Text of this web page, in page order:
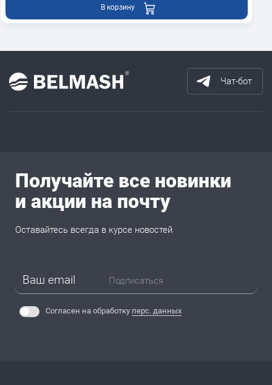
В корзину
Чат-бот
Получайте все новинки
и акции на почту
Оставайтесь всегда в курсе новостей
Подписаться
Согласен на обработку перс. данных